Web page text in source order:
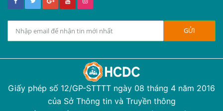
Giấy phép số 12/GP-STTTT ngày 08 tháng 4 năm 2016
của Sở Thông tin và Truyền thông